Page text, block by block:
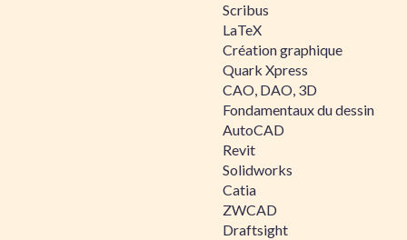
Scribus
LaTeX
Création graphique
Quark Xpress
CAO, DAO, 3D
Fondamentaux du dessin
AutoCAD
Revit
Solidworks
Catia
ZWCAD
Draftsight